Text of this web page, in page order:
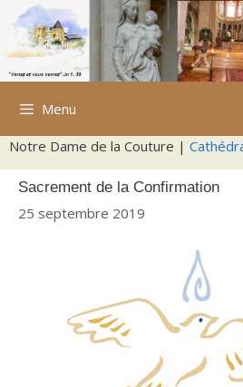
Aller
contenu
Menu
Notre Dame de la Couture |
Sacrement de la Confirmation
25 septembre 2019